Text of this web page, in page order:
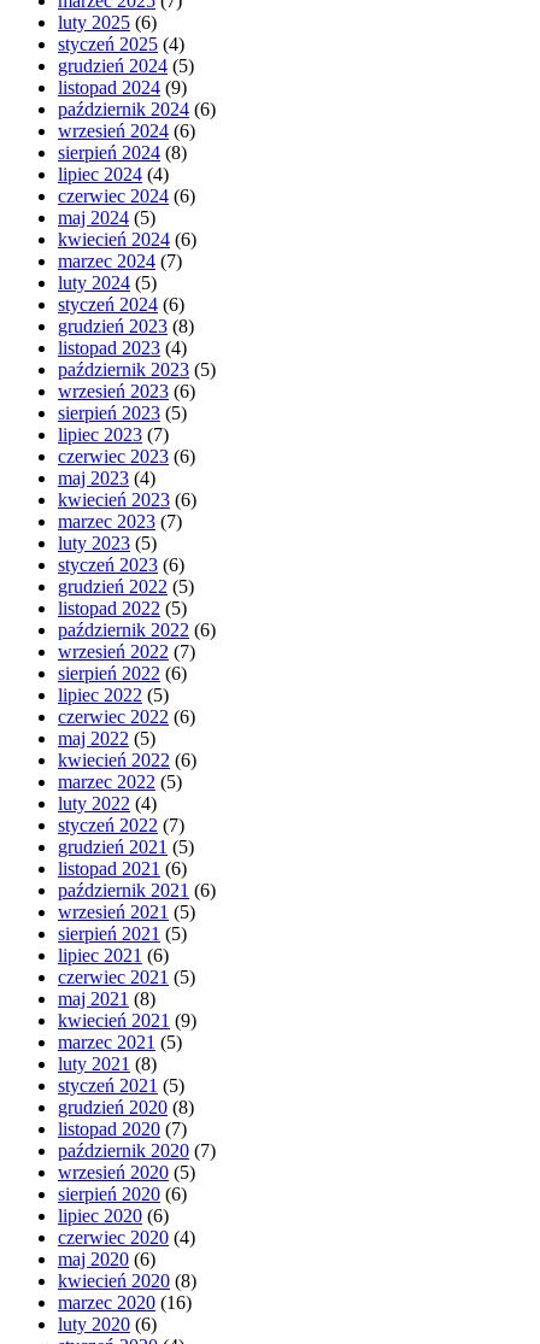
luty 2025 (6)
styczeń 2025 (4)
grudzień 2024 (5)
listopad 2024 (9)
październik 2024 (6)
wrzesień 2024 (6)
sierpień 2024 (8)
lipiec 2024 (4)
czerwiec 2024 (6)
maj 2024 (5)
kwiecień 2024 (6)
marzec 2024 (7)
luty 2024 (5)
styczeń 2024 (6)
grudzień 2023 (8)
listopad 2023 (4)
październik 2023 (5)
wrzesień 2023 (6)
sierpień 2023 (5)
lipiec 2023 (7)
czerwiec 2023 (6)
maj 2023 (4)
kwiecień 2023 (6)
marzec 2023 (7)
luty 2023 (5)
styczeń 2023 (6)
grudzień 2022 (5)
listopad 2022 (5)
październik 2022 (6)
wrzesień 2022 (7)
sierpień 2022 (6)
lipiec 2022 (5)
czerwiec 2022 (6)
maj 2022 (5)
kwiecień 2022 (6)
marzec 2022 (5)
luty 2022 (4)
styczeń 2022 (7)
grudzień 2021 (5)
listopad 2021 (6)
październik 2021 (6)
wrzesień 2021 (5)
sierpień 2021 (5)
lipiec 2021 (6)
czerwiec 2021 (5)
maj 2021 (8)
kwiecień 2021 (9)
marzec 2021 (5)
luty 2021 (8)
styczeń 2021 (5)
grudzień 2020 (8)
listopad 2020 (7)
październik 2020 (7)
wrzesień 2020 (5)
sierpień 2020 (6)
lipiec 2020 (6)
czerwiec 2020 (4)
maj 2020 (6)
kwiecień 2020 (8)
marzec 2020 (16)
luty 2020 (6)